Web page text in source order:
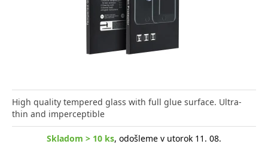
High quality tempered glass with full glue surface. Ultra-
thin and imperceptible
Skladom > 10 ks, odošleme v utorok 11. 08.